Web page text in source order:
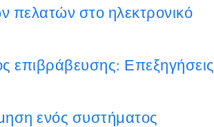
πελατών στο ηλεκτρονικό
επιβράβευσης: Επεξηγήσεις
ενός συστήματος